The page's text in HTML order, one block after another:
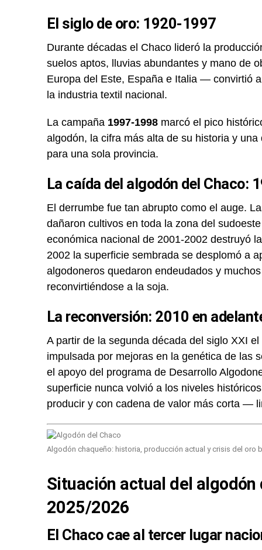
El siglo de oro: 1920-1997
Durante décadas el Chaco lideró la
suelos aptos, lluvias abundantes y mano de
Europa del Este, España e Italia — convirtió
la industria textil nacional.
La campaña 1997-1998 marcó el pico
algodón, la cifra más alta de su historia y
para una sola provincia.
La caída del algodón del Chaco:
El derrumbe fue tan abrupto como el auge.
dañaron cultivos en toda la zona del
económica nacional de 2001-2002 destruyó
2002 la superficie sembrada se desplomó a
algodoneros quedaron endeudados y
reconvirtiéndose a la soja.
La reconversión: 2010 en
A partir de la segunda década del siglo XXI
impulsada por mejoras en la genética de las
el apoyo del programa de Desarrollo
superficie nunca volvió a los niveles
producir y con cadena de valor más corta —
Algodón chaqueño: historia, producción actual y crisis del oro
Situación actual del algodón
2025/2026
El Chaco cae al tercer lugar